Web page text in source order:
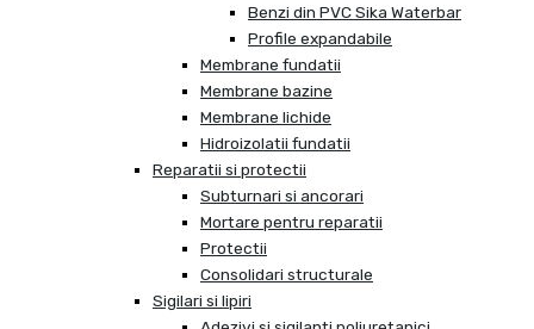
Benzi din PVC Sika Waterbar
Profile expandabile
Membrane fundatii
Membrane bazine
Membrane lichide
Hidroizolatii fundatii
Reparatii si protectii
Subturnari si ancorari
Mortare pentru reparatii
Protectii
Consolidari structurale
Sigilari si lipiri